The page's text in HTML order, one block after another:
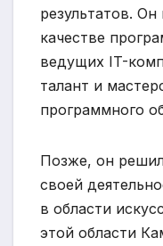
результатов.
качестве
ведущих IT-
талант и
программного
Позже, он
своей
в области
этой области